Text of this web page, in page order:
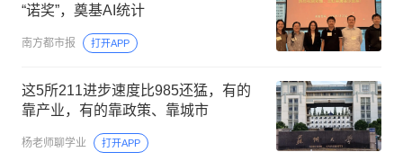
“诺奖”，奠基AI统计
南方都市报 打开APP
这5所211进步速度比985还猛，有的
靠产业，有的靠政策、靠城市
杨老师聊学业 打开APP